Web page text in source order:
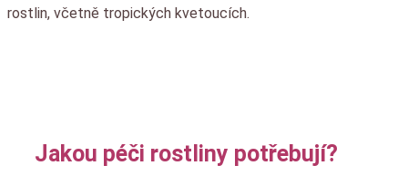
rostlin, včetně tropických kvetoucích.
Jakou péči rostliny potřebují?